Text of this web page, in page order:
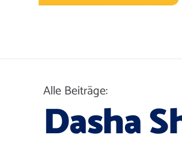
Alle Beiträge:
Dasha